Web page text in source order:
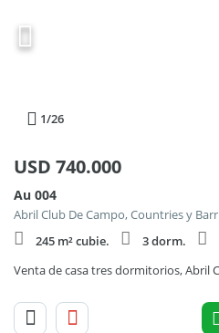
1/26
USD 740.000
Au 004
245 m² cubie.
3 dorm.
Venta de casa tres dormitorios, Abril